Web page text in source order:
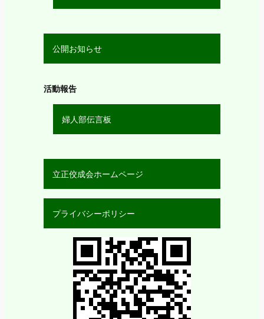
公開お知らせ
活動報告
婦人部伝言板
立正佼成会ホームページ
プライバシーポリシー